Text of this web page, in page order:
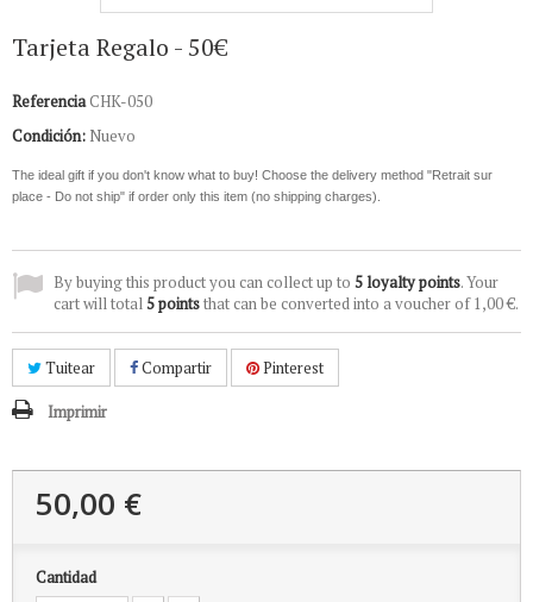
Tarjeta Regalo - 50€
ReferenciaCHK-050
Condición: Nuevo
The ideal gift if you don't know what to buy! Choose the delivery method "Retrait sur
place - Do not ship" if order only this item (no shipping charges).
By buying this product you can collect up to 5loyalty points. Your
cart will total5pointsthat can be converted into a voucher of1,00 €.
Tuitear Compartir Pinterest
Imprimir
50,00 €
Cantidad